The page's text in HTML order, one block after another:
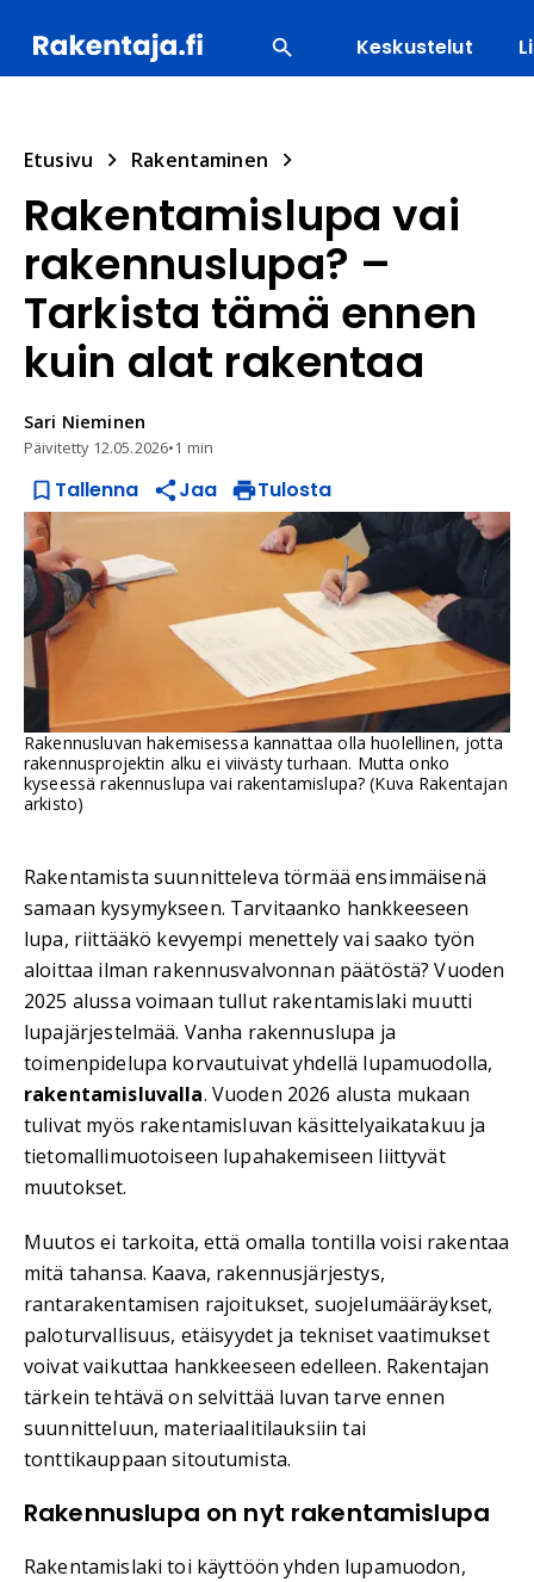
Keskustelut
Etusivu Rakentaminen
Rakentamislupa vai
rakennuslupa? –
Tarkista tämä ennen
kuin alat rakentaa
Sari Nieminen
Päivitetty 12.05.2026•1 min
Tallenna Jaa Tulosta
Rakennusluvan hakemisessa kannattaa olla huolellinen, jotta
rakennusprojektin alku ei viivästy turhaan. Mutta onko
kyseessä rakennuslupa vai rakentamislupa? (Kuva Rakentajan
arkisto)
Rakentamista suunnitteleva törmää ensimmäisenä
samaan kysymykseen. Tarvitaanko hankkeeseen
lupa, riittääkö kevyempi menettely vai saako työn
aloittaa ilman rakennusvalvonnan päätöstä? Vuoden
2025 alussa voimaan tullut rakentamislaki muutti
lupajärjestelmää. Vanha rakennuslupa ja
toimenpidelupa korvautuivat yhdellä lupamuodolla,
rakentamisluvalla. Vuoden 2026 alusta mukaan
tulivat myös rakentamisluvan käsittelyaikatakuu ja
tietomallimuotoiseen lupahakemiseen liittyvät
muutokset.
Muutos ei tarkoita, että omalla tontilla voisi rakentaa
mitä tahansa. Kaava, rakennusjärjestys,
rantarakentamisen rajoitukset, suojelumääräykset,
paloturvallisuus, etäisyydet ja tekniset vaatimukset
voivat vaikuttaa hankkeeseen edelleen. Rakentajan
tärkein tehtävä on selvittää luvan tarve ennen
suunnitteluun, materiaalitilauksiin tai
tonttikauppaan sitoutumista.
Rakennuslupa on nyt rakentamislupa
Rakentamislaki toi käyttöön yhden lupamuodon,